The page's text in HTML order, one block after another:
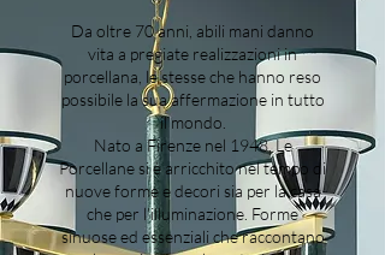
Da oltre 70 anni, abili mani danno
vita a pregiate realizzazioni in
porcellana, le stesse che hanno reso
possibile la sua affermazione in tutto
il mondo.
Nato a Firenze nel 1948, Le
Porcellane si è arricchito nel tempo di
nuove forme e decori sia per la casa
che per l’illuminazione. Forme
sinuose ed essenziali che raccontano